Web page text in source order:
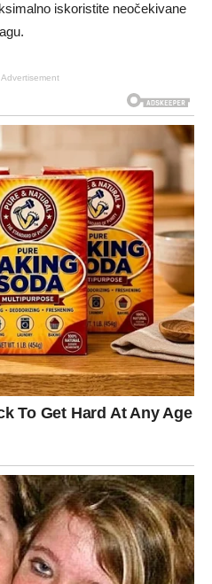
iskoristite neočekivane